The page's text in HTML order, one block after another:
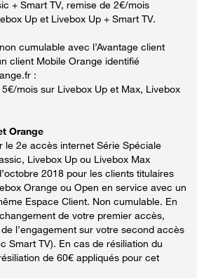
+ Smart TV, remise de 2€/mois
Up et Livebox Up + Smart TV.
cumulable avec l’Avantage client
client Mobile Orange identifié
:
mois sur Livebox Up et Max, Livebox
Orange
le 2e accès internet Série Spéciale
Livebox Up ou Livebox Max
2018 pour les clients titulaires
Orange ou Open en service avec un
Espace Client. Non cumulable. En
de votre premier accès,
l’engagement sur votre second accès
Smart TV). En cas de résiliation du
de 60€ appliqués pour cet